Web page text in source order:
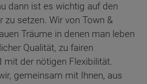
dann ist es wichtig auf den
zu setzen. Wir von Town &
Träume in denen man leben
Qualität, zu fairen
mit der nötigen Flexibilität.
gemeinsam mit Ihnen, aus